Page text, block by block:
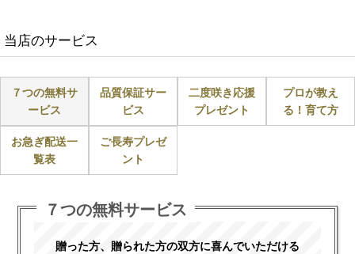
当店のサービス
７つの無料サ
ービス
品質保証サー
ビス
二度咲き応援
プレゼント
プロが教え
る！育て方
お急ぎ配送一
覧表
ご長寿プレゼ
ント
７つの無料サービス
贈った方、贈られた方の双方に喜んでいただける